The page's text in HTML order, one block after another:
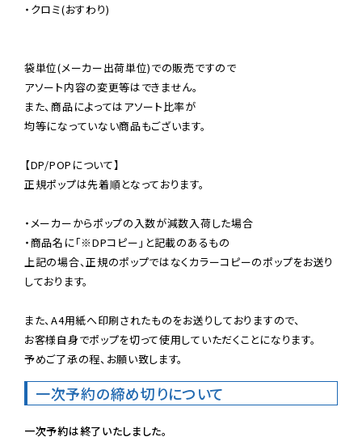
・クロミ(おすわり)
袋単位(メーカー出荷単位)での販売ですので
アソート内容の変更等はできません。
また、商品によってはアソート比率が
均等になっていない商品もございます。
【DP/POPについて】
正規ポップは先着順となっております。
・メーカーからポップの入数が減数入荷した場合
・商品名に「※DPコピー」と記載のあるもの
上記の場合、正規のポップではなくカラーコピーのポップをお送り
しております。
また、A4用紙へ印刷されたものをお送りしておりますので、
お客様自身でポップを切って使用していただくことになります。
予めご了承の程、お願い致します。
一次予約の締め切りについて
一次予約は終了いたしました。